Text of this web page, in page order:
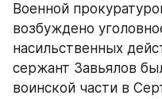
Военной
возбуждено
насильственных
сержант Завьялов
воинской части в